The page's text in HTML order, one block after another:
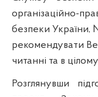
організаційно-
безпеки України,
рекомендувати
читанні та в
Розглянувши